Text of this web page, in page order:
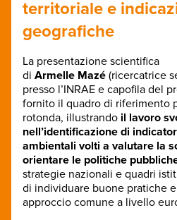
territoriale e
geografiche
La presentazione scientifica
di Armelle Mazé (ricercatrice
presso l’INRAE e capofila del
fornito il quadro di riferimento
rotonda, illustrando il lavoro
nell’identificazione di
ambientali volti a valutare la
orientare le politiche
strategie nazionali e quadri
di individuare buone pratiche
approccio comune a livello